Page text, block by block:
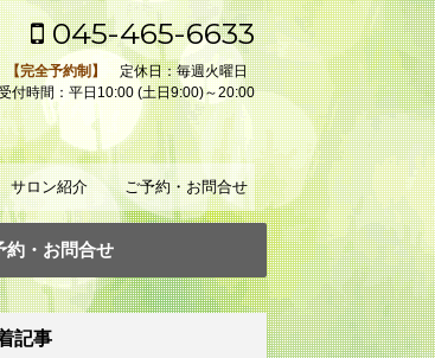
045-465-6633
【完全予約制】
定休日：毎週火曜日
付時間：平日10:00 (土日9:00)～20:00
サロン紹介 ご予約・お問合せ
約・お問合せ
記事